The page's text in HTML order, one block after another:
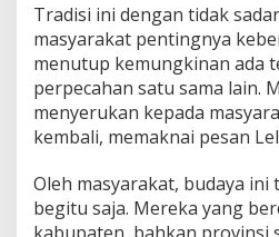
Tradisi ini dengan tidak
masyarakat pentingnya
menutup kemungkinan ada
perpecahan satu sama lain.
menyerukan kepada
kembali, memaknai pesan
Oleh masyarakat, budaya
begitu saja. Mereka yang